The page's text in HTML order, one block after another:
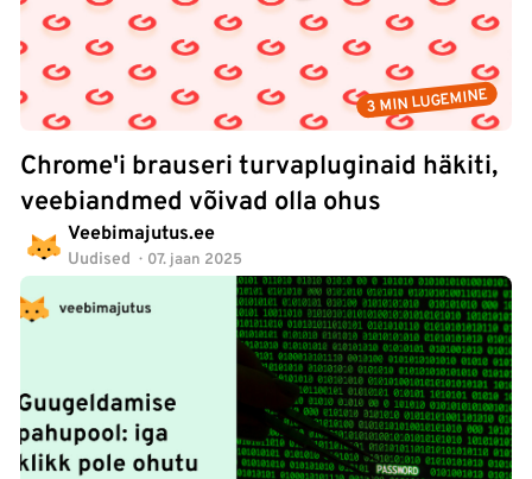
3 MIN LUGEMINE
Chrome'i brauseri turvapluginaid häkiti,
veebiandmed võivad olla ohus
Veebimajutus.ee
Uudised 07. jaan 2025